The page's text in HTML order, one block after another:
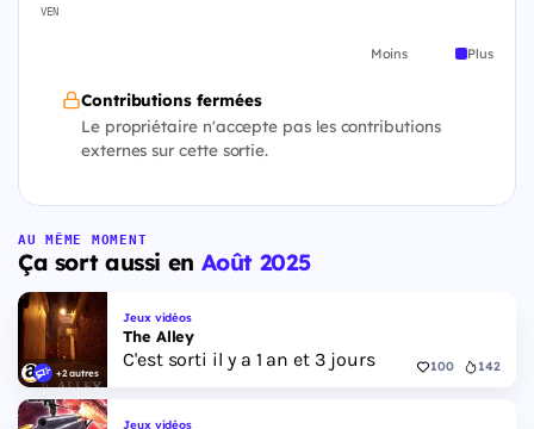
VEN
Moins Plus
Contributions fermées
Le propriétaire n'accepte pas les contributions
externes sur cette sortie.
AU MÊME MOMENT
Ça sort aussi en Août 2025
+2 autres
Jeux vidéos
The Alley
C'est sorti il y a 1 an et 3 jours 100 142
Jeux vidéos